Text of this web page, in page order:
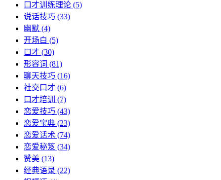
口才训练理论 (5)
说话技巧 (33)
幽默 (4)
开场白 (5)
口才 (30)
形容词 (81)
聊天技巧 (16)
社交口才 (6)
口才培训
(7)
恋爱技巧 (43)
恋爱宝典 (23)
恋爱话术 (74)
恋爱秘笈 (34)
赞美 (13)
经典语录 (22)